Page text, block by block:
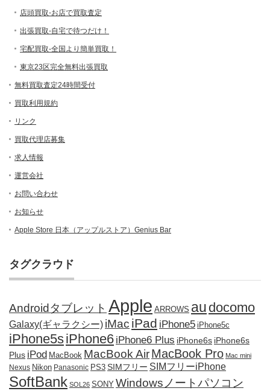
店頭買取-お店で買取査定
出張買取-自宅で待つだけ！
宅配買取-全国より簡単買取！
東京23区完全無料出張買取
無料買取査定24時間受付
買取利用規約
リンク
買取代理店募集
求人情報
運営会社
お問い合わせ
お知らせ
Apple Store 日本（アップルストア）Genius Bar
タグクラウド
Androidタブレット Apple ARROWS au docomo
Galaxy(ギャラクシー) iMac iPad iPhone5 iPhone5c
iPhone5siPhone6 iPhone6 Plus iPhone6s iPhone6s
Plus iPod MacBook MacBook AirMacBook Pro Mac mini
Nexus Nikon Panasonic PS3 SIMフリー SIMフリーiPhone
SoftBank SOL26 SONY Windowsノートパソコン